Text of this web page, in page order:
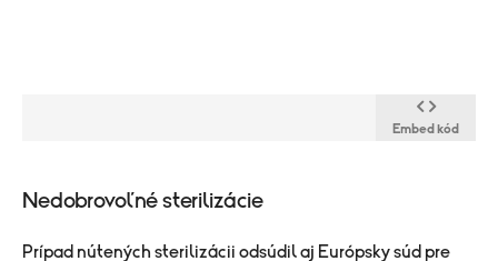
Embed kód
Nedobrovoľné sterilizácie
Prípad nútených sterilizácii odsúdil aj Európsky súd pre